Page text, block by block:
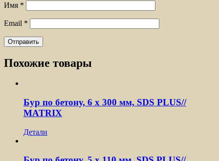
Имя *
Email *
Похожие товары
Бур по бетону, 6 х 300 мм, SDS PLUS//
MATRIX
Детали